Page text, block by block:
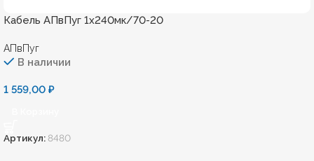
Кабель АПвПуг 1х240мк/70-20
АПвПуг
В наличии
1 559,00 ₽
Артикул:8480